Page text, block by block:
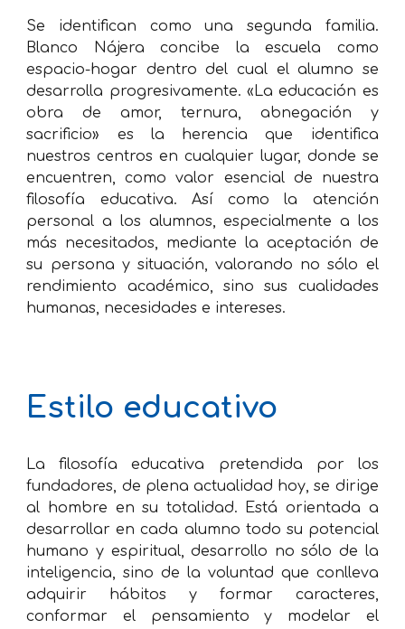
Se identifican como una segunda familia.
Blanco Nájera concibe la escuela como
espacio-hogar dentro del cual el alumno se
desarrolla progresivamente. «La educación es
obra de amor, ternura, abnegación y
sacrificio» es la herencia que identifica
nuestros centros en cualquier lugar, donde se
encuentren, como valor esencial de nuestra
filosofía educativa. Así como la atención
personal a los alumnos, especialmente a los
más necesitados, mediante la aceptación de
su persona y situación, valorando no sólo el
rendimiento académico, sino sus cualidades
humanas, necesidades e intereses.
Estilo educativo
La filosofía educativa pretendida por los
fundadores, de plena actualidad hoy, se dirige
al hombre en su totalidad. Está orientada a
desarrollar en cada alumno todo su potencial
humano y espiritual, desarrollo no sólo de la
inteligencia, sino de la voluntad que conlleva
adquirir hábitos y formar caracteres,
conformar el pensamiento y modelar el